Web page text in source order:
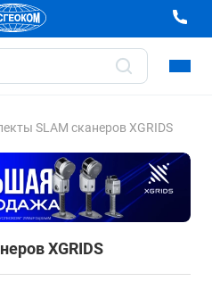
SLAM сканеров XGRIDS
XGRIDS